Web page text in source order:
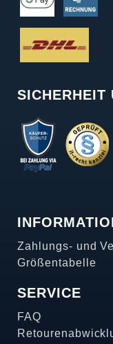
SICHERHEIT
Zahlungs- und
Größentabelle
SERVICE
FAQ